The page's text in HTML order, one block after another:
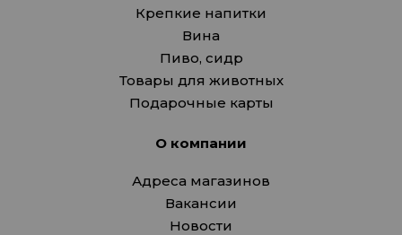
Крепкие напитки
Вина
Пиво, сидр
Товары для животных
Подарочные карты
О компании
Адреса магазинов
Вакансии
Новости